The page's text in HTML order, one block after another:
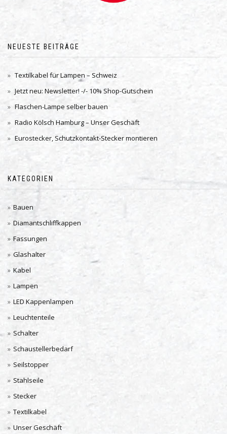
NEUESTE BEITRÄGE
Textilkabel für Lampen – Schweiz
Jetzt neu: Newsletter! -/- 10% Shop-Gutschein
Flaschen-Lampe selber bauen
Radio Kölsch Hamburg – Unser Geschäft
Eurostecker, Schutzkontakt-Stecker montieren
KATEGORIEN
Bauen
Diamantschliffkappen
Fassungen
Glashalter
Kabel
Lampen
LED Kappenlampen
Leuchtenteile
Schalter
Schaustellerbedarf
Seilstopper
Stahlseile
Stecker
Textilkabel
Unser Geschäft